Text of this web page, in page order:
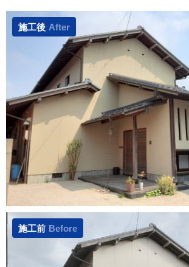
施工後 After
施工前 Before